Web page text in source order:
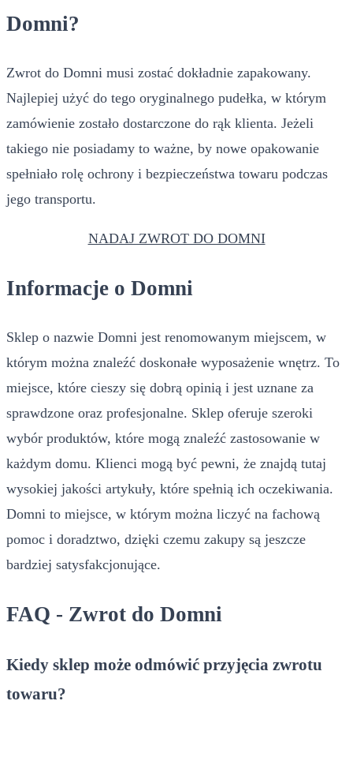
Domni?
Zwrot do Domni musi zostać dokładnie zapakowany.
Najlepiej użyć do tego oryginalnego pudełka, w którym
zamówienie zostało dostarczone do rąk klienta. Jeżeli
takiego nie posiadamy to ważne, by nowe opakowanie
spełniało rolę ochrony i bezpieczeństwa towaru podczas
jego transportu.
NADAJ ZWROT DO DOMNI
Informacje o Domni
Sklep o nazwie Domni jest renomowanym miejscem, w
którym można znaleźć doskonałe wyposażenie wnętrz. To
miejsce, które cieszy się dobrą opinią i jest uznane za
sprawdzone oraz profesjonalne. Sklep oferuje szeroki
wybór produktów, które mogą znaleźć zastosowanie w
każdym domu. Klienci mogą być pewni, że znajdą tutaj
wysokiej jakości artykuły, które spełnią ich oczekiwania.
Domni to miejsce, w którym można liczyć na fachową
pomoc i doradztwo, dzięki czemu zakupy są jeszcze
bardziej satysfakcjonujące.
FAQ - Zwrot do Domni
Kiedy sklep może odmówić przyjęcia zwrotu
towaru?